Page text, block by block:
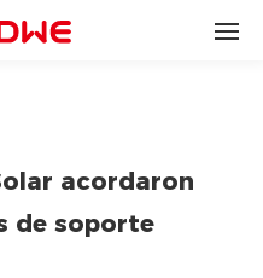
acordaron
de soporte